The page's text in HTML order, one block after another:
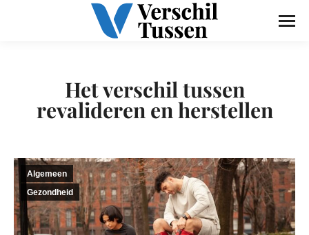
Het verschil tussen
revalideren en herstellen
Algemeen
Gezondheid